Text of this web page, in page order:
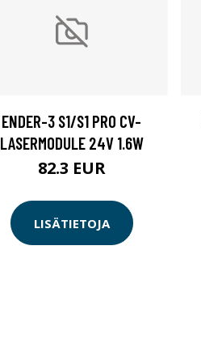
ENDER-3 S1/S1 PRO CV-
LASERMODULE 24V 1.6W
82.3 EUR
LISÄTIETOJA